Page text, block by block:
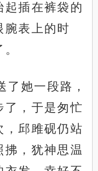
起插在裤袋的
腕表上的时
了她一段路，
了，于是匆忙
，邱雎砚仍站
，犹神思温